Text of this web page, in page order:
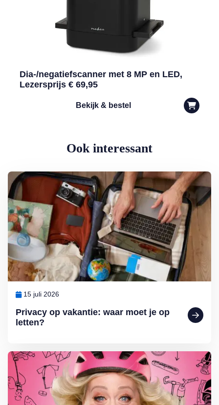
Dia-/negatiefscanner met 8 MP en LED,
Lezersprijs € 69,95
Bekijk & bestel
Ook interessant
Privacy op vakantie: waar moet je op
letten?
15 juli 2026
Lees meer over Privacy op vakantie: waar moet je op letten?
Lees meer over Comédienne Christel de Laat: ‘Ik wandel door het